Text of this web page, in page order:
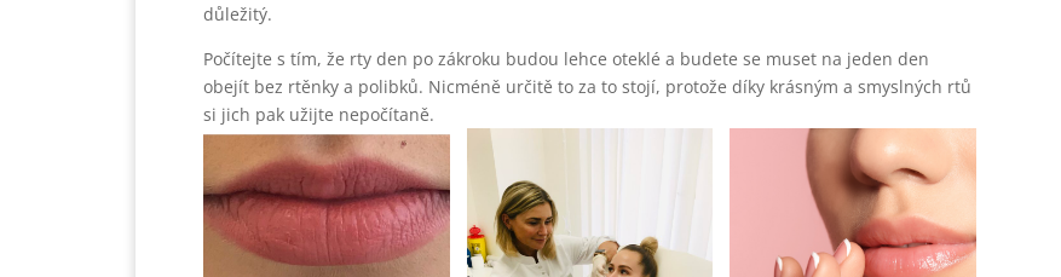
důležitý.
Počítejte s tím, že rty den po zákroku budou lehce oteklé a budete se muset na jeden den
obejít bez rtěnky a polibků. Nicméně určitě to za to stojí, protože díky krásným a smyslných rtů
si jich pak užijte nepočítaně.